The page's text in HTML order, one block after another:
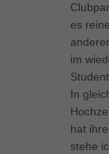
es
im
In
hat
stehe
Marketing (1)
Marketing-Cookies
um personalisierte
Besucher über
Externe
Inhalte von